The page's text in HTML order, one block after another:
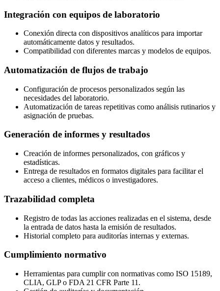
Integración con equipos de laboratorio
Conexión directa con dispositivos analíticos para importar
automáticamente datos y resultados.
Compatibilidad con diferentes marcas y modelos de equipos.
Automatización de flujos de trabajo
Configuración de procesos personalizados según las
necesidades del laboratorio.
Automatización de tareas repetitivas como análisis rutinarios y
asignación de pruebas.
Generación de informes y resultados
Creación de informes personalizados, con gráficos y
estadísticas.
Entrega de resultados en formatos digitales para facilitar el
acceso a clientes, médicos o investigadores.
Trazabilidad completa
Registro de todas las acciones realizadas en el sistema, desde
la entrada de datos hasta la emisión de resultados.
Historial completo para auditorías internas y externas.
Cumplimiento normativo
Herramientas para cumplir con normativas como ISO 15189,
CLIA, GLP o FDA 21 CFR Parte 11.